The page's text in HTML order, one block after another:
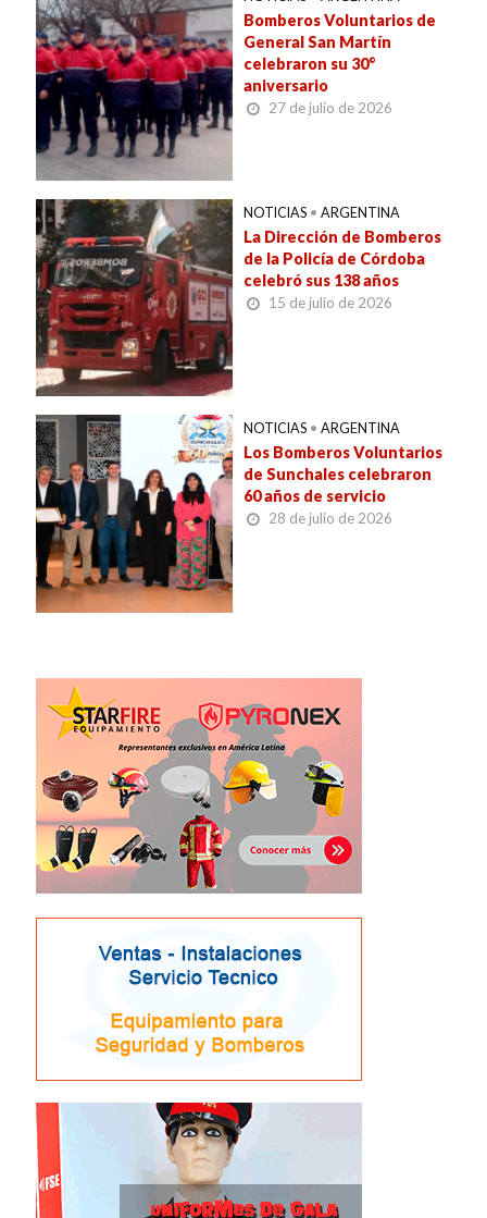
Bomberos Voluntarios de
General San Martín
celebraron su 30°
aniversario
27 de julio de 2026
NOTICIAS • ARGENTINA
La Dirección de Bomberos
de la Policía de Córdoba
celebró sus 138 años
15 de julio de 2026
NOTICIAS • ARGENTINA
Los Bomberos Voluntarios
de Sunchales celebraron
60 años de servicio
28 de julio de 2026